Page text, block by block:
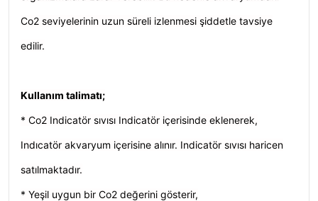
Co2 seviyelerinin uzun süreli izlenmesi şiddetle tavsiye
edilir.
Kullanım talimatı;
* Co2 Indicatör sıvısı Indicatör içerisinde eklenerek,
Indıcatör akvaryum içerisine alınır. Indicatör sıvısı haricen
satılmaktadır.
* Yeşil uygun bir Co2 değerini gösterir,